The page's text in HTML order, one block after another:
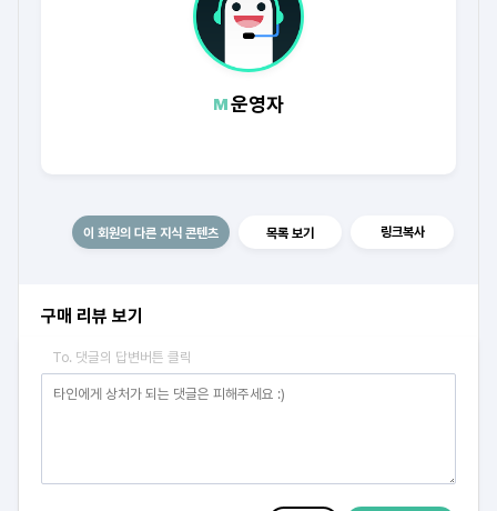
운영자
이 회원의 다른 지식 콘텐츠 목록 보기 링크복사
구매 리뷰 보기
To. 댓글의 답변버튼 클릭